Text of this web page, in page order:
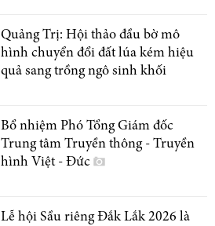
Quảng Trị: Hội thảo đầu bờ mô
hình chuyển đổi đất lúa kém hiệu
quả sang trồng ngô sinh khối
Bổ nhiệm Phó Tổng Giám đốc
Trung tâm Truyền thông - Truyền
hình Việt - Đức
Lễ hội Sầu riêng Đắk Lắk 2026 là